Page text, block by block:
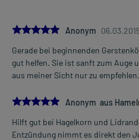
0,5 cm langer Salbenstrang
verteilt über den Tag
Die Gesamtdosis sollte nicht ohne
oder Apotheker überschritten
Bringen Sie das Arzneimittel in
des Augenlids auf.
5.0Anonym
Gerade bei beginnenden
gut helfen. Sie ist sanft zum Auge
aus meiner Sicht nur zu empfehlen.
5.0Anonym aus
Hilft gut bei Hagelkorn und
Entzündung nimmt es direkt den